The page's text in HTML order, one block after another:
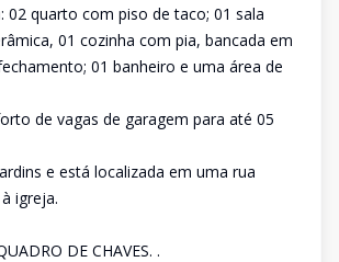
02 quarto com piso de taco; 01 sala
01 cozinha com pia, bancada em
01 banheiro e uma área de
de vagas de garagem para até 05
e está localizada em uma rua
igreja.
DE CHAVES. .